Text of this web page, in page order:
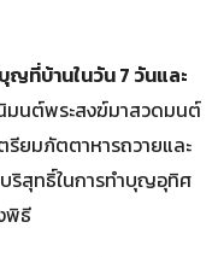
ญที่บ้านในวัน 7 วันและ
มนต์พระสงฆ์มาสวดมนต์
ยมภัตตาหารถวายและ
ริสุทธิ์ในการทำบุญอุทิศ
พิธี